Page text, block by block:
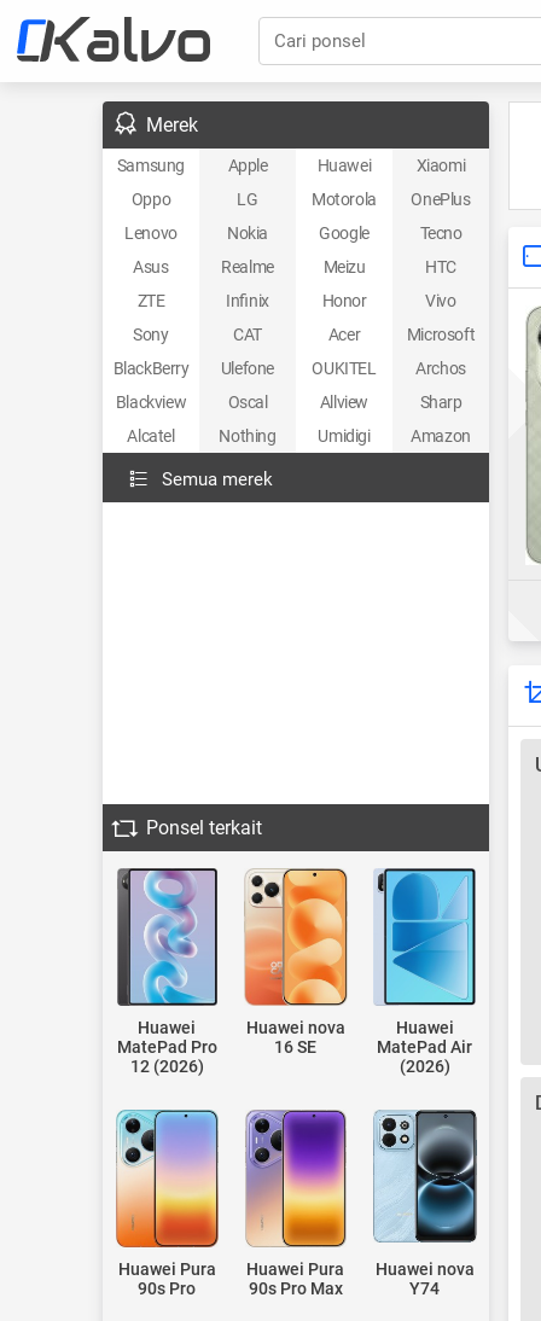
Cari ponsel
Merek
Samsung Apple Huawei
Xiaomi
Oppo
LG Motorola
OnePlus
Lenovo
Nokia Google
Tecno
Asus
Realme Meizu
HTC
ZTE
Infinix Honor
Vivo
Sony
CAT Acer
Microsoft
BlackBerry
Ulefone OUKITEL
Archos
Blackview
Oscal Allview
Sharp
Alcatel
Nothing Umidigi Amazon
Semua merek
Ponsel terkait
Huawei
MatePad Pro
12 (2026)
Huawei nova
16 SE
Huawei
MatePad Air
(2026)
Huawei Pura
90s Pro
Huawei Pura
90s Pro Max
Huawei nova
Y74